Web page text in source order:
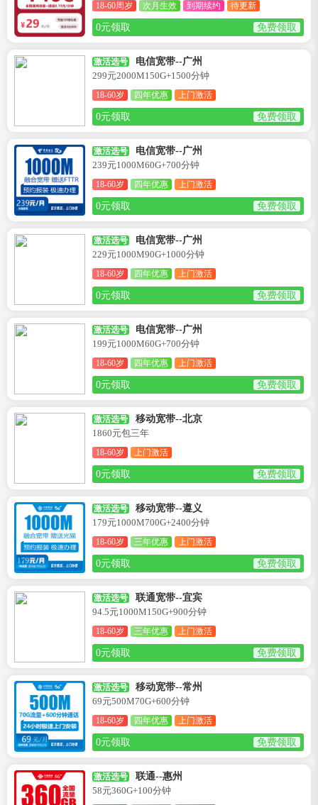
18-60周岁 次月生效 到期续约 待更新
0元领取 免费领取
激活选号
电信宽带--广州
299元2000M150G+1500分钟
18-60岁 四年优惠 上门激活
0元领取 免费领取
激活选号
电信宽带--广州
239元1000M60G+700分钟
18-60岁 四年优惠 上门激活
0元领取 免费领取
激活选号
电信宽带--广州
229元1000M90G+1000分钟
18-60岁 四年优惠 上门激活
0元领取 免费领取
激活选号
电信宽带--广州
199元1000M60G+700分钟
18-60岁 四年优惠 上门激活
0元领取 免费领取
激活选号
移动宽带--北京
1860元包三年
18-60岁 上门激活
0元领取 免费领取
激活选号
移动宽带--遵义
179元1000M700G+2400分钟
18-60岁 三年优惠 上门激活
0元领取 免费领取
激活选号
联通宽带--宜宾
94.5元1000M150G+900分钟
18-60岁 三年优惠 上门激活
0元领取 免费领取
激活选号
移动宽带--常州
69元500M70G+600分钟
18-60岁 四年优惠 上门激活
0元领取 免费领取
激活选号
联通--惠州
58元360G+100分钟